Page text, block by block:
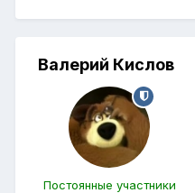
Валерий Кислов
Постоянные участники